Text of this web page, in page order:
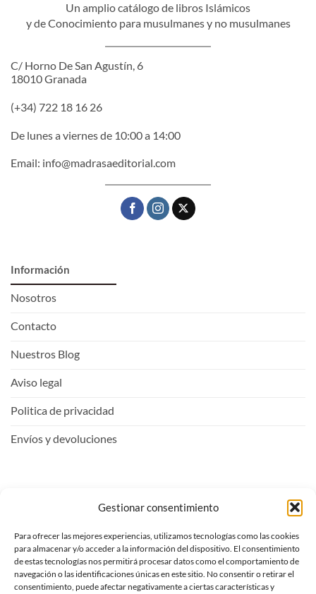
Gestionar consentimiento
Para ofrecer las mejores experiencias, utilizamos tecnologías como las cookies
para almacenar y/o acceder a la información del dispositivo. El consentimiento
de estas tecnologías nos permitirá procesar datos como el comportamiento de
navegación o las identificaciones únicas en este sitio. No consentir o retirar el
consentimiento, puede afectar negativamente a ciertas características y
Un amplio catálogo de libros Islámicos
y de Conocimiento para musulmanes y no musulmanes
C/ Horno De San Agustín, 6
18010 Granada
(+34) 722 18 16 26
De lunes a viernes de 10:00 a 14:00
Email: info@madrasaeditorial.com
Información
Nosotros
Contacto
Nuestros Blog
Aviso legal
Politica de privacidad
Envíos y devoluciones
Entrar
Ver carrito